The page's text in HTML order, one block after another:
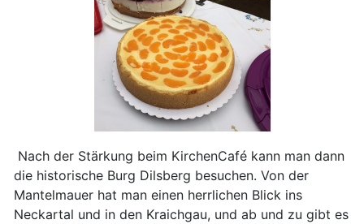
Nach der Stärkung beim KirchenCafé kann man dann
die historische Burg Dilsberg besuchen. Von der
Mantelmauer hat man einen herrlichen Blick ins
Neckartal und in den Kraichgau, und ab und zu gibt es